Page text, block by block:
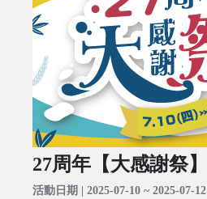
27周年【大感謝祭】
活動日期 | 2025-07-10 ~ 2025-07-12